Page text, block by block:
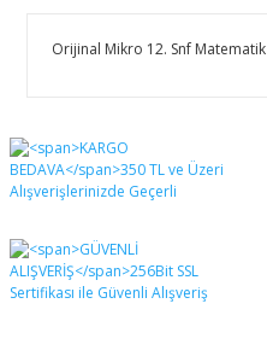
Orijinal Mikro 12. Snf
Bu ürüne ilk
Bu ürünün fiyat bilgisi,
diğer konularda yetersiz
formunu kullanarak
Görüş ve önerileriniz için
Ürün resmi kalitesiz,
Ürün açıklamasında